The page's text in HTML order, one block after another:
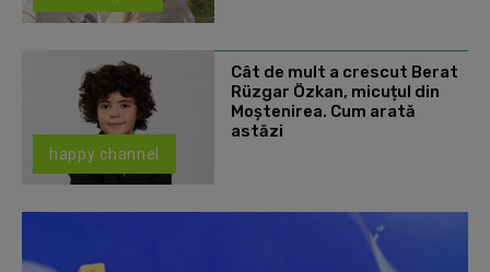
happy channel
Cât de mult a crescut Berat
Rüzgar Özkan, micuțul din
Moștenirea. Cum arată
astăzi